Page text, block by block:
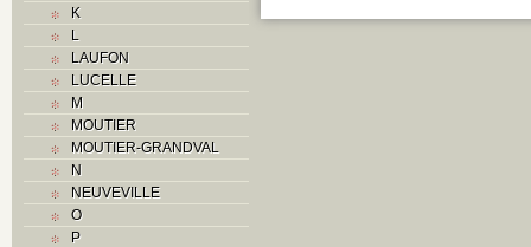
K
L
LAUFON
LUCELLE
M
MOUTIER
MOUTIER-GRANDVAL
N
NEUVEVILLE
O
P